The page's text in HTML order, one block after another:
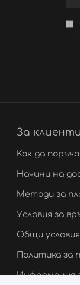
За клиенти
Как да
Начини на
Методи за
Условия за
Общи условия
Политика за
Информация